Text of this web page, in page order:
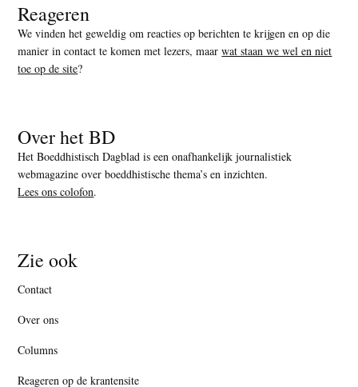
Reageren
We vinden het geweldig om reacties op berichten te krijgen en op die
manier in contact te komen met lezers, maarwat staan we wel en niet
toe op de site?
Over het BD
Het Boeddhistisch Dagblad is een onafhankelijk journalistiek
webmagazine over boeddhistische thema’s en inzichten.
Lees ons colofon.
Zie ook
Contact
Over ons
Columns
Reageren op de krantensite